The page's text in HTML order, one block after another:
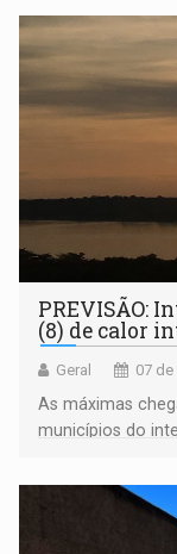
PREVISÃO:
(8) de calor
Geral 07
As máximas
municípios do